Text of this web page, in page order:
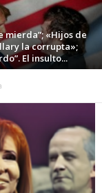
mierda”; «Hijos de
la corrupta»;
El insulto...